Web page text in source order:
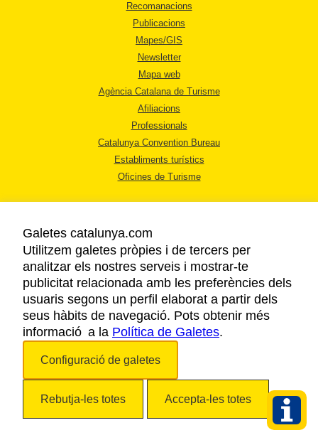
Recomanacions
Publicacions
Mapes/GIS
Newsletter
Mapa web
Agència Catalana de Turisme
Afiliacions
Professionals
Catalunya Convention Bureau
Establiments turístics
Oficines de Turisme
AVÍS LEGAL
POLÍTICA DE PRIVACITAT
COOKIES
ACCESSIBILITAT
Galetes catalunya.com
Utilitzem galetes pròpies i de tercers per
analitzar els nostres serveis i mostrar-te
publicitat relacionada amb les preferències dels
usuaris segons un perfil elaborat a partir dels
seus hàbits de navegació. Pots obtenir més
informació a la Política de Galetes.
Configuració de galetes
Rebutja-les totes Accepta-les totes